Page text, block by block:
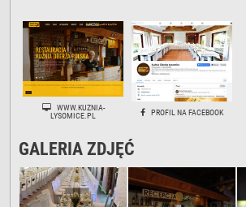
WWW.KUZNIA-
LYSOMICE.PL
PROFIL NA FACEBOOK
GALERIA ZDJĘĆ